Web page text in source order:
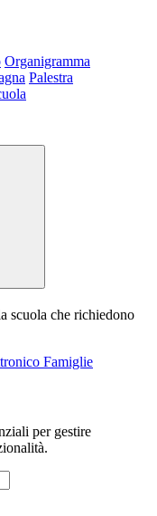
Organigramma
Palestra
scuola che richiedono
Famiglie
per gestire